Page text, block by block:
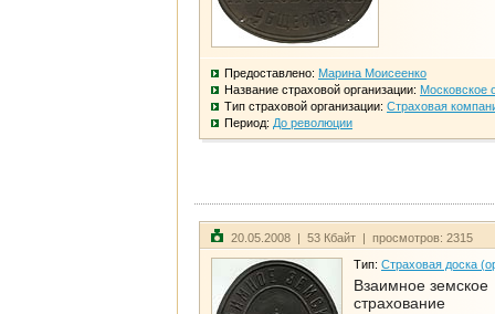
Предоставлено: Марина Моисеенко
Название страховой организации: Московское
Тип страховой организации: Страховая
Период: До революции
20.05.2008 | 53 Кбайт | просмотров: 2315
Тип: Страховая доска
Взаимное земское
страхование